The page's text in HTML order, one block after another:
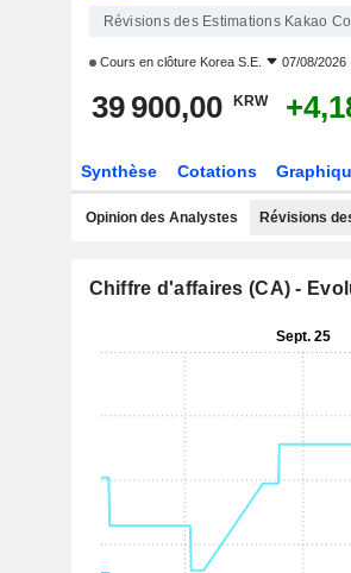
Révisions des Estimations Kakao
Cours en clôture Korea S.E. 07/08/2026
39 900,00 KRW
Synthèse Cotations
Opinion des Analystes Révisions
Chiffre d'affaires (CA) -